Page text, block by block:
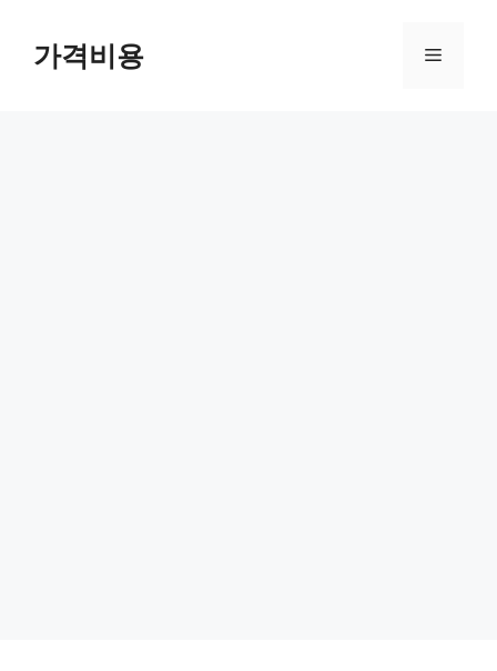
가격비용 메